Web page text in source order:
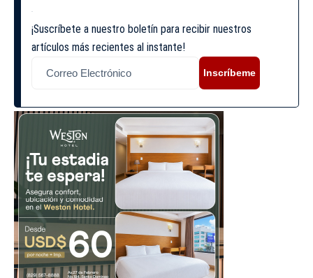
¡Suscríbete a nuestro boletín para recibir nuestros
artículos más recientes al instante!
Inscríbeme